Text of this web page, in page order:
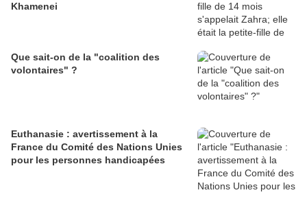
Khamenei
Que sait-on de la "coalition des
volontaires" ?
Euthanasie : avertissement à la
France du Comité des Nations Unies
pour les personnes handicapées